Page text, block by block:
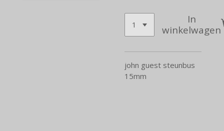
In
winkelwagen
john guest steunbus
15mm